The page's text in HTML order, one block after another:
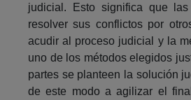
judicial. Esto significa que las
resolver sus conflictos por
acudir al proceso judicial y la
uno de los métodos elegidos
partes se planteen la solución
de este modo a agilizar el